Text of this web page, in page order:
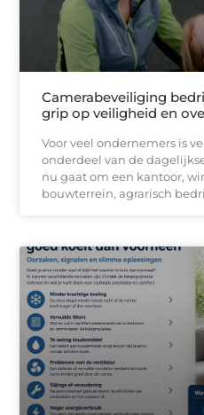
Camerabeveiliging
grip op veiligheid en
Voor veel ondernemers is
onderdeel van de
nu gaat om een kantoor,
bouwterrein, agrarisch